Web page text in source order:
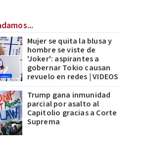
Mujer se quita la blusa y
hombre se viste de
'Joker': aspirantes a
gobernar Tokio causan
revuelo en redes | VIDEOS
Trump gana inmunidad
parcial por asalto al
Capitolio gracias a Corte
Suprema